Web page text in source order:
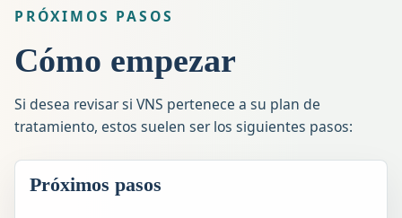
PRÓXIMOS PASOS
Cómo empezar
Si desea revisar si VNS pertenece a su plan de
tratamiento, estos suelen ser los siguientes pasos:
Próximos pasos